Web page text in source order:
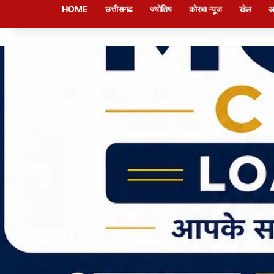
HOME छत्तीसगढ ज्योतिष कोरबा न्यूज खेल